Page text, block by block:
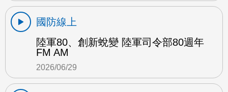
國防線上
陸軍80、創新蛻變 陸軍司令部80週年
FM AM
2026/06/29